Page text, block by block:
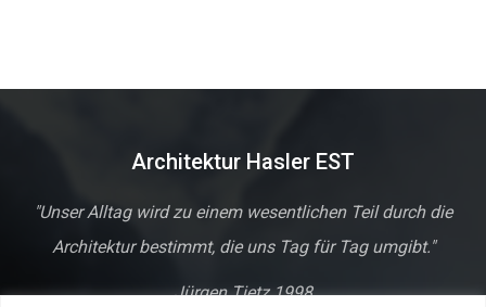
Architektur Hasler EST
"Unser Alltag wird zu einem wesentlichen Teil durch die
Architektur bestimmt, die uns Tag für Tag umgibt."
Jürgen Tietz1998